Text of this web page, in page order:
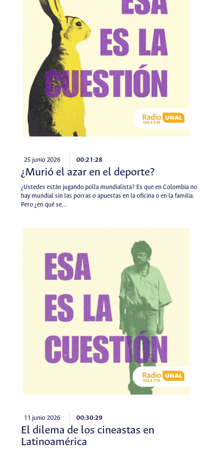
25 junio 2026 00:21:28
¿Murió el azar en el deporte?
¿Ustedes están jugando polla mundialista? Es que en Colombia no
hay mundial sin las porras o apuestas en la oficina o en la familia.
Pero ¿en qué se…
11 junio 2026 00:30:29
El dilema de los cineastas en
Latinoamérica